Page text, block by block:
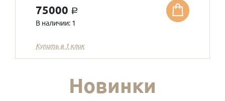
75000 a
В наличии: 1
Купить в 1 клик
Новинки